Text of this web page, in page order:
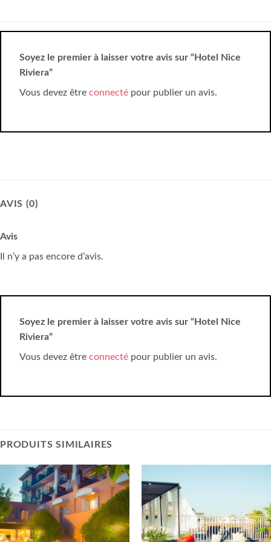
Soyez le premier à laisser votre avis sur “Hotel Nice
Riviera”
Vous devez être connecté pour publier un avis.
AVIS (0)
Avis
Il n’y a pas encore d’avis.
Soyez le premier à laisser votre avis sur “Hotel Nice
Riviera”
Vous devez être connecté pour publier un avis.
PRODUITS SIMILAIRES